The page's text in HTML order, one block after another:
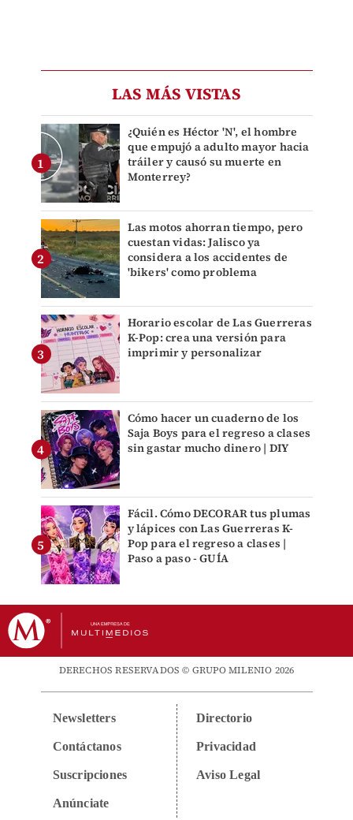
LAS MÁS VISTAS
¿Quién es Héctor 'N', el hombre
que empujó a adulto mayor hacia
tráiler y causó su muerte en
Monterrey?
Las motos ahorran tiempo, pero
cuestan vidas: Jalisco ya
considera a los accidentes de
'bikers' como problema
Horario escolar de Las Guerreras
K-Pop: crea una versión para
imprimir y personalizar
Cómo hacer un cuaderno de los
Saja Boys para el regreso a clases
sin gastar mucho dinero | DIY
Fácil. Cómo DECORAR tus plumas
y lápices con Las Guerreras K-
Pop para el regreso a clases |
Paso a paso - GUÍA
DERECHOS RESERVADOS © GRUPO MILENIO 2026
Newsletters
Contáctanos
Suscripciones
Anúnciate
Directorio
Privacidad
Aviso Legal